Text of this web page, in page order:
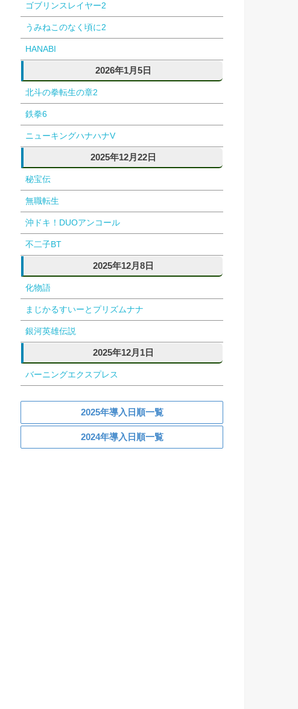
ゴブリンスレイヤー2
うみねこのなく頃に2
HANABI
2026年1月5日
北斗の拳転生の章2
鉄拳6
ニューキングハナハナV
2025年12月22日
秘宝伝
無職転生
沖ドキ！DUOアンコール
不二子BT
2025年12月8日
化物語
まじかるすいーとプリズムナナ
銀河英雄伝説
2025年12月1日
バーニングエクスプレス
2025年導入日順一覧
2024年導入日順一覧